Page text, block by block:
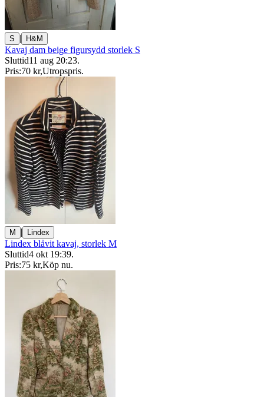
S | H&M
Kavaj dam beige figursydd storlek S
Sluttid11 aug 20:23.
Pris:70 kr,Utropspris.
M | Lindex
Lindex blåvit kavaj, storlek M
Sluttid4 okt 19:39.
Pris:75 kr,Köp nu.